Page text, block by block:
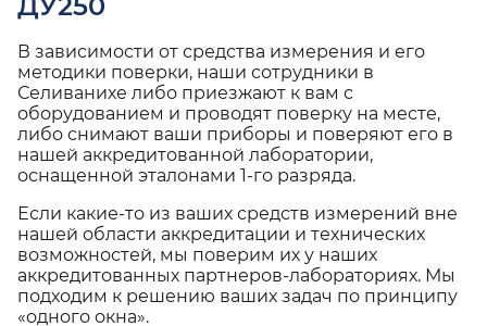
В зависимости от средства измерения и его
методики поверки, наши сотрудники в
Селиванихе либо приезжают к вам с
оборудованием и проводят поверку на месте,
либо снимают ваши приборы и поверяют его в
нашей аккредитованной лаборатории,
оснащенной эталонами 1-го разряда.
Если какие-то из ваших средств измерений вне
нашей области аккредитации и технических
возможностей, мы поверим их у наших
аккредитованных партнеров-лабораториях. Мы
подходим к решению ваших задач по принципу
«одного окна».